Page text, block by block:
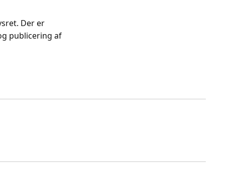
Der er
publicering af